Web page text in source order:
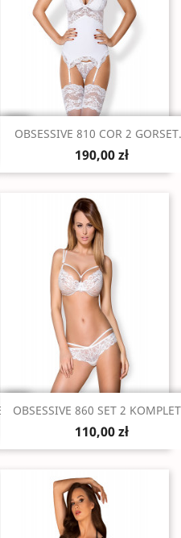
Szybki podgląd
OBSESSIVE 810 COR 2
190,00 zł
Szybki podgląd
OBSESSIVE 860 SET 2
110,00 zł